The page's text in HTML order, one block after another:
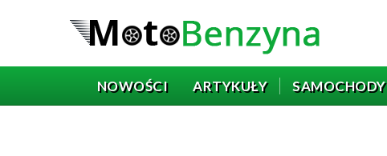
NOWOŚCI ARTYKUŁY SAMOCHODY